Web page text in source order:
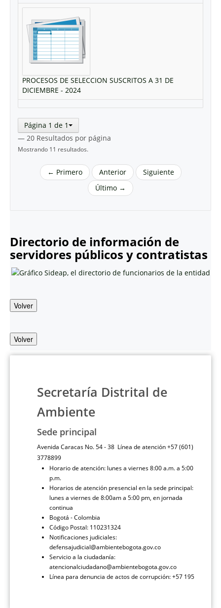
PROCESOS DE SELECCION SUSCRITOS A 31 DE
DICIEMBRE - 2024
Página 1 de 1
— 20 Resultados por página
Mostrando 11 resultados.
← Primero Anterior
Siguiente
Último →
Directorio de información de
servidores públicos y contratistas
Volver
Volver
Secretaría Distrital de
Ambiente
Sede principal
Avenida Caracas No. 54 - 38 Línea de atención +57 (601)
3778899
Horario de atención: lunes a viernes 8:00 a.m. a 5:00
p.m.
Horarios de atención presencial en la sede principal:
lunes a viernes de 8:00am a 5:00 pm, en jornada
continua
Bogotá - Colombia
Código Postal: 110231324
Notificaciones judiciales:
defensajudicial@ambientebogota.gov.co
Servicio a la ciudadanía:
atencionalciudadano@ambientebogota.gov.co
Línea para denuncia de actos de corrupción: +57 195